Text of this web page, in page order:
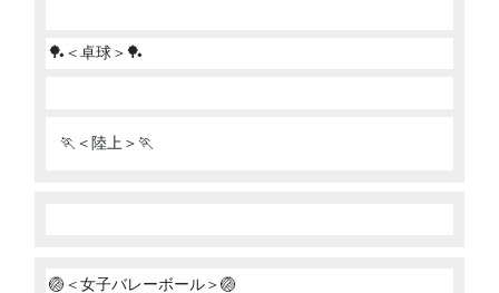
🏓＜卓球＞🏓
🏃＜陸上＞🏃
🏐＜女子バレーボール＞🏐